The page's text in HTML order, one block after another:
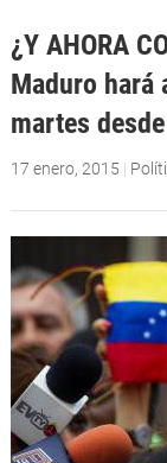
¿Y AHORA
Maduro hará
martes
17 enero, 2015 |